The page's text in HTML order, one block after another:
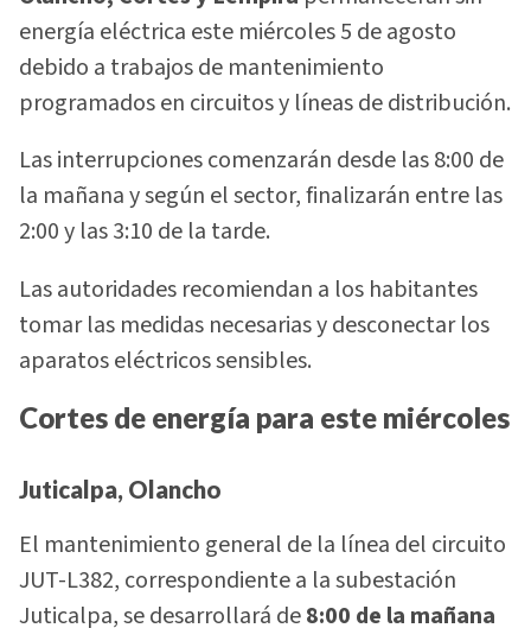
energía eléctrica este miércoles 5 de agosto
debido a trabajos de mantenimiento
programados en circuitos y líneas de distribución.
Las interrupciones comenzarán desde las 8:00 de
la mañana y según el sector, finalizarán entre las
2:00 y las 3:10 de la tarde.
Las autoridades recomiendan a los habitantes
tomar las medidas necesarias y desconectar los
aparatos eléctricos sensibles.
Cortes de energía para este miércoles
Juticalpa, Olancho
El mantenimiento general de la línea del circuito
JUT-L382, correspondiente a la subestación
Juticalpa, se desarrollará de8:00 de la mañana